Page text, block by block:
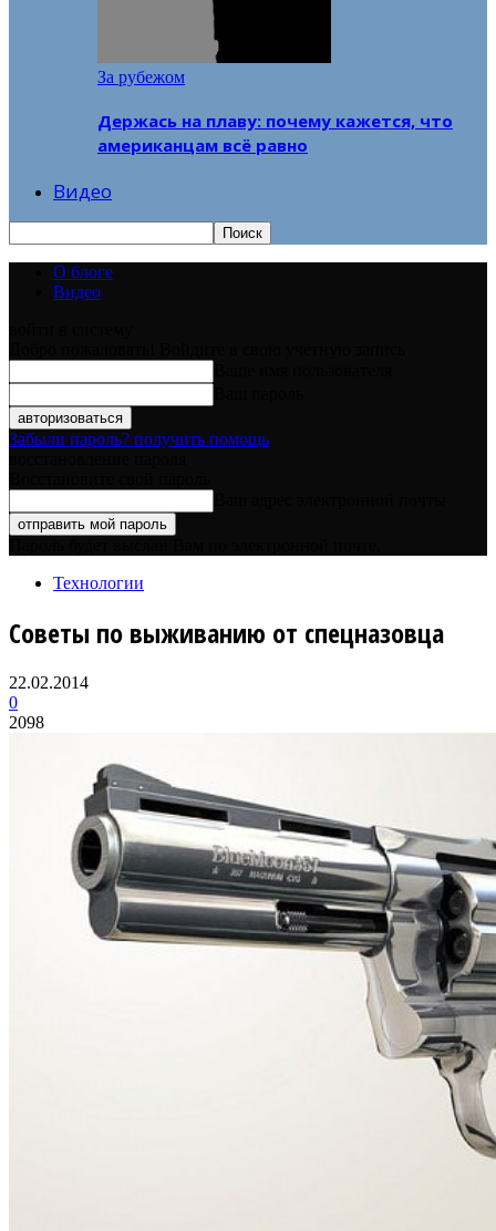
За рубежом
Держась на плаву: почему кажется, что
американцам всё равно
Видео
О блоге
Видео
Забыли пароль? получить помощь
Технологии
Советы по выживанию от спецназовца
22.02.2014
0
2098